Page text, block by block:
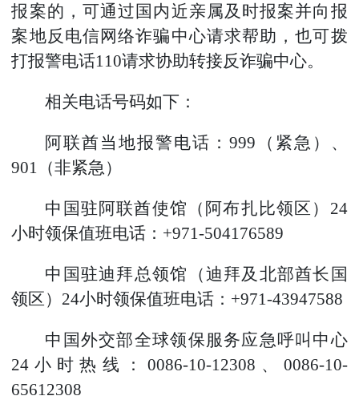
报案的，可通过国内近亲属及时报案并向报
案地反电信网络诈骗中心请求帮助，也可拨
打报警电话110请求协助转接反诈骗中心。
相关电话号码如下 ：
阿联酋当地报警电话： 999（紧急）、
901（非紧急）
中国驻阿联酋使馆（阿布扎比领区） 24
小时领保值班电话：+971-504176589
中国驻迪拜总领馆（迪拜及北部酋长国
领区） 24小时领保值班电话：+971-43947588
中国外交部全球领保服务应急呼叫中心
24小时热线：0086-10-12308、0086-10-
65612308